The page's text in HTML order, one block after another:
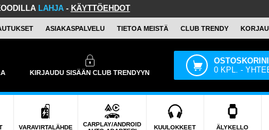
LAHJA- KÄYTTÖEHDOT
ASIAKASPALVELU TIETOA MEISTÄ CLUB TRENDY
KIRJAUDU SISÄÄN CLUB TRENDYYN
OSTOSKORINI
0 KPL. -
VARAVIRTALÄHDE
CARPLAY/ANDROID
KUULOKKEET ÄLYKELLO